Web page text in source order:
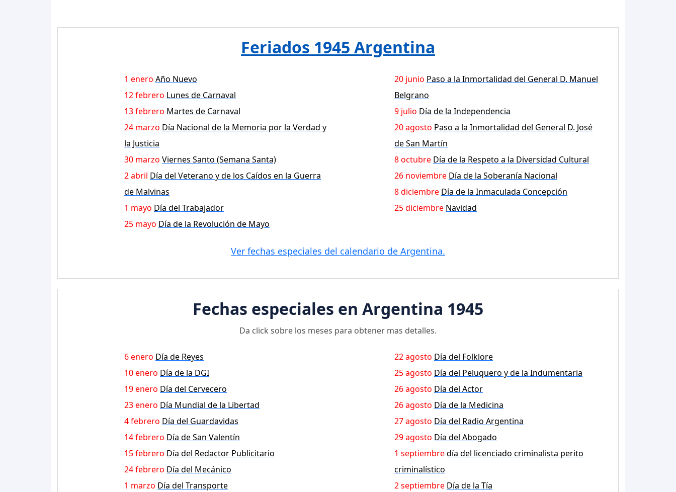
Feriados 1945 Argentina
1 enero Año Nuevo
12 febrero Lunes de Carnaval
13 febrero Martes de Carnaval
24 marzo Día Nacional de la Memoria por la Verdad y
la Justicia
30 marzo Viernes Santo (Semana Santa)
2 abril Día del Veterano y de los Caídos en la Guerra
de Malvinas
1 mayo Día del Trabajador
25 mayo Día de la Revolución de Mayo
20 junio Paso a la Inmortalidad del General D. Manuel
Belgrano
9 julio Día de la Independencia
20 agosto Paso a la Inmortalidad del General D. José
de San Martín
8 octubre Día de la Respeto a la Diversidad Cultural
26 noviembre Día de la Soberanía Nacional
8 diciembre Día de la Inmaculada Concepción
25 diciembre Navidad
Ver fechas especiales del calendario de Argentina.
Fechas especiales en Argentina 1945
Da click sobre los meses para obtener mas detalles.
6 enero Día de Reyes
10 enero Día de la DGI
19 enero Día del Cervecero
23 enero Día Mundial de la Libertad
4 febrero Día del Guardavidas
14 febrero Día de San Valentín
15 febrero Día del Redactor Publicitario
24 febrero Día del Mecánico
1 marzo Día del Transporte
22 agosto Día del Folklore
25 agosto Día del Peluquero y de la Indumentaria
26 agosto Día del Actor
26 agosto Día de la Medicina
27 agosto Día del Radio Argentina
29 agosto Día del Abogado
1 septiembredía del licenciado criminalista perito
criminalístico
2 septiembre Día de la Tía